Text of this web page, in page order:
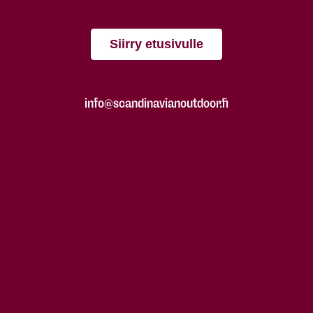
Siirry etusivulle
info@scandinavianoutdoor.fi